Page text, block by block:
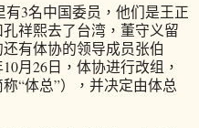
3名中国委员，他们是王正
祥熙去了台湾，董守义留
有体协的领导成员张伯
月26日，体协进行改组，
“体总”），并决定由体总